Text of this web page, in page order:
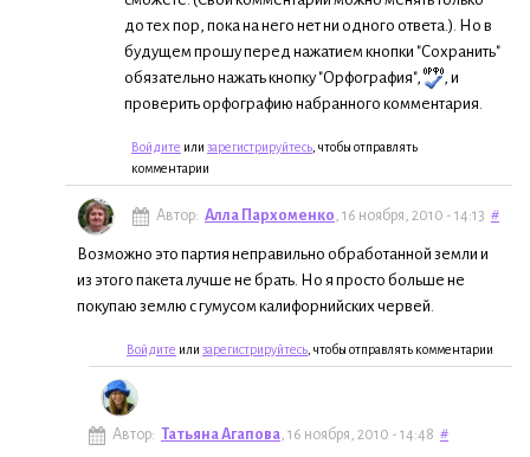
до тех пор, пока на него нет ни одного ответа.). Но в
будущем прошу перед нажатием кнопки "Сохранить"
обязательно нажать кнопку "Орфография",
, и
проверить орфографию набранного комментария.
Войдите или зарегистрируйтесь , чтобы отправлять
комментарии
Автор: Алла Пархоменко, 16 ноября, 2010 - 14:13 #
Возможно это партия неправильно обработанной земли и
из этого пакета лучше не брать. Но я просто больше не
покупаю землю с гумусом калифорнийских червей.
Войдите или зарегистрируйтесь , чтобы отправлять комментарии
Автор: Татьяна Агапова, 16 ноября, 2010 - 14:48 #